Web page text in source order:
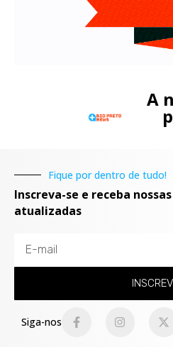
A
Fique por dentro de tudo!
Inscreva-se e receba
atualizadas
Siga-nos